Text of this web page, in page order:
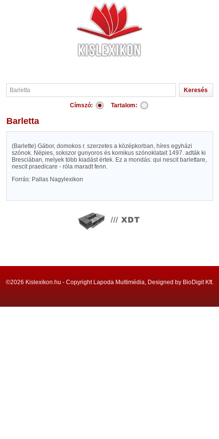
Címszó: Tartalom:
Barletta
(Barlette) Gábor, domokos r. szerzetes a középkorban, híres egyházi
szónok. Népies, sokszor gunyoros és komikus szónoklatait 1497. adták ki
Bresciában, melyek több kiadást értek. Ez a mondás: qui nescit barlettare,
nescit praedicare - róla maradt fenn.
Forrás: Pallas Nagylexikon
©2026 Kislexikon.hu - Copyright Lapoda Multimédia, Designed by BioDigit Kft.